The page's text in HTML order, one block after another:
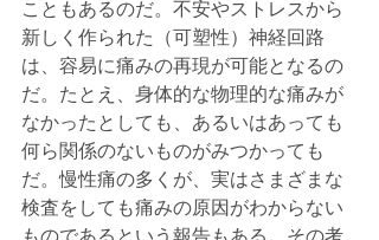
こともあるのだ。不安やストレスから
新しく作られた（可塑性）神経回路
は、容易に痛みの再現が可能となるの
だ。たとえ、身体的な物理的な痛みが
なかったとしても、あるいはあっても
何ら関係のないものがみつかっても
だ。慢性痛の多くが、実はさまざまな
検査をしても痛みの原因がわからない
ものであるという報告もある。その考